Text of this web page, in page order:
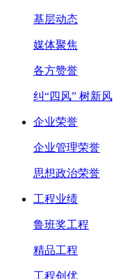
基层动态
媒体聚焦
各方赞誉
纠“四风” 树新风
企业荣誉
企业管理荣誉
思想政治荣誉
工程业绩
鲁班奖工程
精品工程
工程创优